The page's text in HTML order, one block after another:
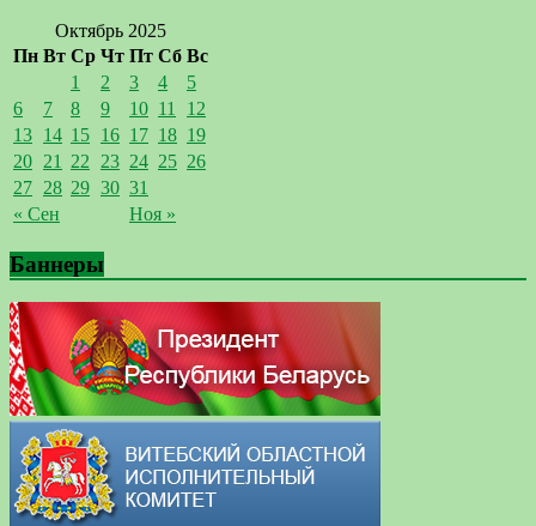
Октябрь 2025
Пн Вт Ср Чт Пт Сб Вс
« Сен Ноя »
1 2 3 4
5
6
7 8 9 10 11
12
13 14 15 16 17 18 19
20 21 22 23 24 25 26
27 28 29 30 31
Баннеры